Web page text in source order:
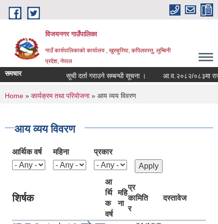
Skip to main content
विजयनगर गाउँपालिका
गाउँ कार्यपालिकाको कार्यालय , खुरुहुरिया, कपिलवस्तु, लुम्बिनी
प्रदेश, नेपाल
समचार सूची दर्ता गराउने सम्बन्धी सूचना । आ.व.२०८२/०८३मा
You are here
Home » कार्यक्रम तथा परियोजना» आय व्यय विवरण
आय व्यय विवरण
आर्थिक वर्ष महिना प्रकार
शिर्षक
आ
र्थि
क
वर्ष
महि
ना
प्र
का
र
मिति दस्तावेज